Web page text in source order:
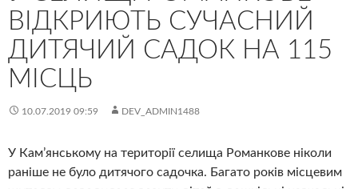
ВІДКРИЮТЬ СУЧАСНИЙ
ДИТЯЧИЙ САДОК НА 115
МІСЦЬ
10.07.2019 09:59 DEV_ADMIN1488
У Кам’янському на території селища Романкове ніколи
раніше не було дитячого садочка. Багато років місцевим